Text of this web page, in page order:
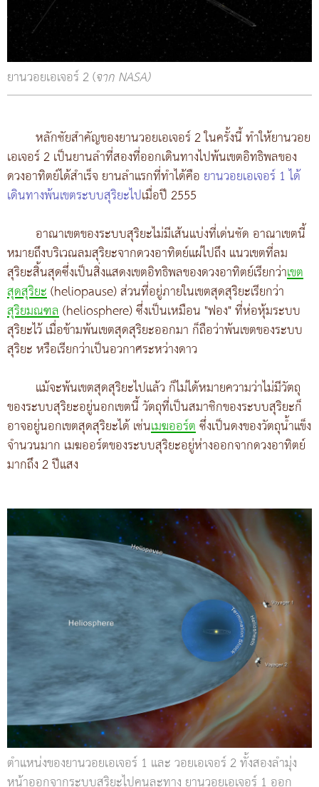
ยานวอยเอเจอร์ 2 (จาก NASA)
หลักชัยสำคัญของยานวอยเอเจอร์ 2 ในครั้งนี้ ทำให้ยานวอย
เอเจอร์ 2 เป็นยานลำที่สองที่ออกเดินทางไปพ้นเขตอิทธิพลของ
ดวงอาทิตย์ได้สำเร็จ ยานลำแรกที่ทำได้คือ ยานวอยเอเจอร์ 1 ได้
เดินทางพ้นเขตระบบสุริยะไปเมื่อปี 2555
อาณาเขตของระบบสุริยะไม่มีเส้นแบ่งที่เด่นชัด อาณาเขตนี้
หมายถึงบริเวณลมสุริยะจากดวงอาทิตย์แผ่ไปถึง แนวเขตที่ลม
สุริยะสิ้นสุดซึ่งเป็นสิ่งแสดงเขตอิทธิพลของดวงอาทิตย์เรียกว่าเขต
สุดสุริยะ(heliopause) ส่วนที่อยู่ภายในเขตสุดสุริยะเรียกว่า
สุริยมณฑล(heliosphere) ซึ่งเป็นเหมือน "ฟอง" ที่ห่อหุ้มระบบ
สุริยะไว้ เมื่อข้ามพ้นเขตสุดสุริยะออกมา ก็ถือว่าพ้นเขตของระบบ
สุริยะ หรือเรียกว่าเป็นอวกาศระหว่างดาว
แม้จะพ้นเขตสุดสุริยะไปแล้ว ก็ไม่ได้หมายความว่าไม่มีวัตถุ
ของระบบสุริยะอยู่นอกเขตนี้ วัตถุที่เป็นสมาชิกของระบบสุริยะก็
อาจอยู่นอกเขตสุดสุริยะได้ เช่นเมฆออร์ตซึ่งเป็นดงของวัตถุน้ำแข็ง
จำนวนมาก เมฆออร์ตของระบบสุริยะอยู่ห่างออกจากดวงอาทิตย์
มากถึง 2 ปีแสง
ตำแหน่งของยานวอยเอเจอร์ 1 และ วอยเอเจอร์ 2 ทั้งสองลำมุ่ง